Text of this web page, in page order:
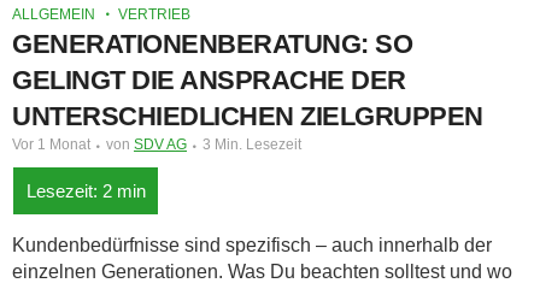
ALLGEMEIN VERTRIEB
GENERATIONENBERATUNG: SO
GELINGT DIE ANSPRACHE DER
UNTERSCHIEDLICHEN ZIELGRUPPEN
Vor 1 Monat von SDV AG 3 Min. Lesezeit
Kundenbedürfnisse sind spezifisch – auch innerhalb der
einzelnen Generationen. Was Du beachten solltest und wo